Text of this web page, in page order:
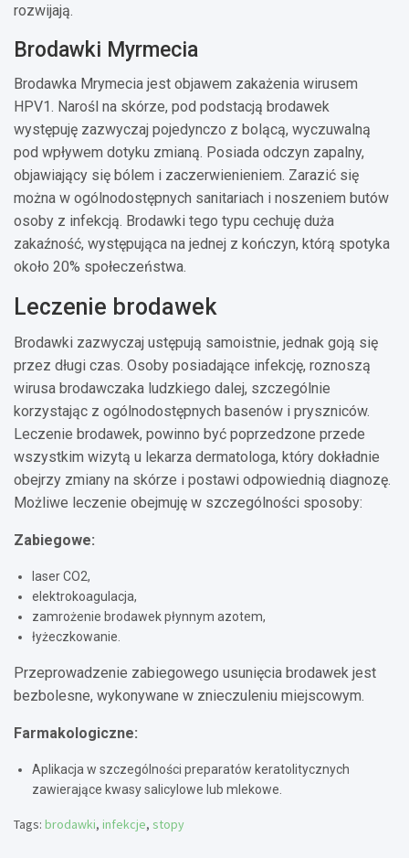
rozwijają.
Brodawki Myrmecia
Brodawka Mrymecia jest objawem zakażenia wirusem
HPV1. Narośl na skórze, pod podstacją brodawek
występuję zazwyczaj pojedynczo z bolącą, wyczuwalną
pod wpływem dotyku zmianą. Posiada odczyn zapalny,
objawiający się bólem i zaczerwienieniem. Zarazić się
można w ogólnodostępnych sanitariach i noszeniem butów
osoby z infekcją. Brodawki tego typu cechuję duża
zakaźność, występująca na jednej z kończyn, którą spotyka
około 20% społeczeństwa.
Leczenie brodawek
Brodawki zazwyczaj ustępują samoistnie, jednak goją się
przez długi czas. Osoby posiadające infekcję, roznoszą
wirusa brodawczaka ludzkiego dalej, szczególnie
korzystając z ogólnodostępnych basenów i pryszniców.
Leczenie brodawek, powinno być poprzedzone przede
wszystkim wizytą u lekarza dermatologa, który dokładnie
obejrzy zmiany na skórze i postawi odpowiednią diagnozę.
Możliwe leczenie obejmuję w szczególności sposoby:
Zabiegowe:
laser CO2,
elektrokoagulacja,
zamrożenie brodawek płynnym azotem,
łyżeczkowanie.
Przeprowadzenie zabiegowego usunięcia brodawek jest
bezbolesne, wykonywane w znieczuleniu miejscowym.
Farmakologiczne:
Aplikacja w szczególności preparatów keratolitycznych
zawierające kwasy salicylowe lub mlekowe.
Tags: brodawki, infekcje, stopy